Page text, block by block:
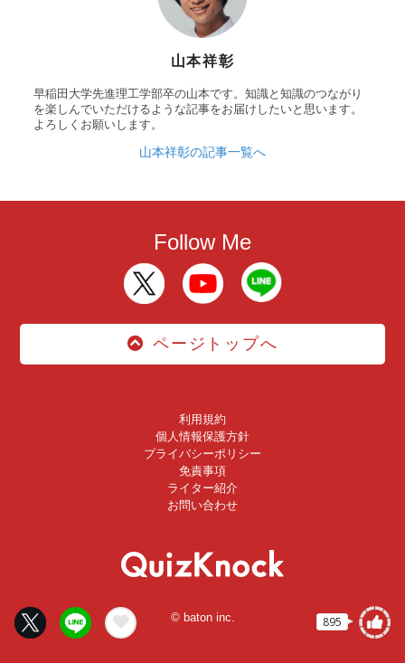
895
山本祥彰
早稲田大学先進理工学部卒の山本です。知識と知識のつながり
を楽しんでいただけるような記事をお届けしたいと思います。
よろしくお願いします。
山本祥彰の記事一覧へ
Follow Me
ページトップへ
利用規約
個人情報保護方針
プライバシーポリシー
免責事項
ライター紹介
お問い合わせ
© baton inc.